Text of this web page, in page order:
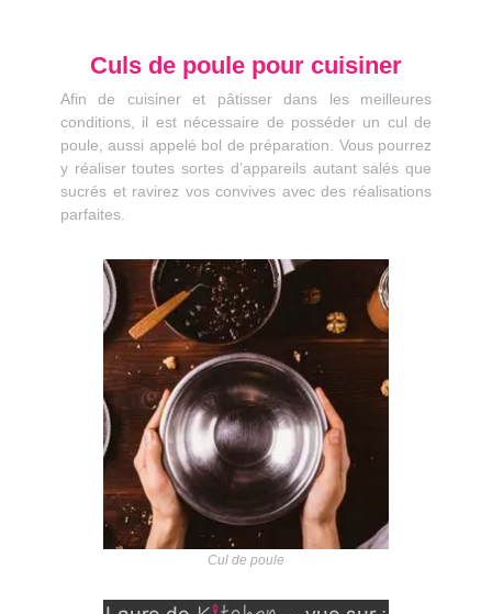
Cul de poule
Culs de poule pour cuisiner
Afin de cuisiner et pâtisser dans les meilleures
conditions, il est nécessaire de posséder un cul de
poule, aussi appelé bol de préparation. Vous pourrez
y réaliser toutes sortes d’appareils autant salés que
sucrés et ravirez vos convives avec des réalisations
parfaites.